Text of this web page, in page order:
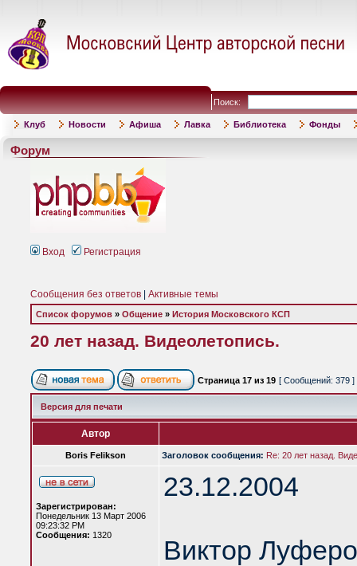
Поиск:
Клуб Новости Афиша Лавка Библиотека Фонды
Форум
Вход Регистрация
Сообщения без ответов Активные темы
Список форумов » Общение » История Московского КСП
20 лет назад. Видеолетопись.
Страница 17 из 19 [ Сообщений: 379 ]
Версия для печати
Автор
Boris Felikson Заголовок сообщения: Re: 20 лет назад.
Зарегистрирован:
Понедельник 13 Март 2006
09:23:32 PM
Сообщения: 1320
23.12.2004
Виктор